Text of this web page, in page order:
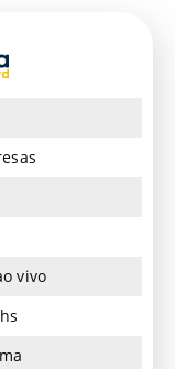
vivo